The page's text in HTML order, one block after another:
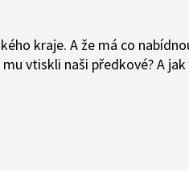
kraje. A že má co
vtiskli naši předkové? A